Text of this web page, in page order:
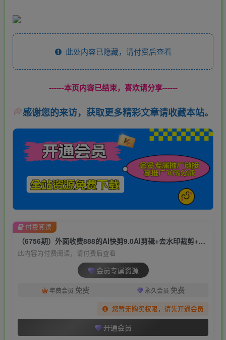
此处内容已隐藏，请付费后查看
------本页内容已结束，喜欢请分享------
感谢您的来访，获取更多精彩文章请收藏本站。
（6756期）外面收费888的AI快剪9.0AI剪辑+去水印裁剪+视频分割+批量合成+智能混剪…
此内容为付费阅读，请付费后查看
会员专属资源
年费会员 免费 永久会员 免费
您暂无购买权限，请先开通会员
开通会员
付费阅读